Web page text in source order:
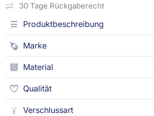
30 Tage Rückgaberecht
Produktbeschreibung
Marke
Material
Qualität
Verschlussart